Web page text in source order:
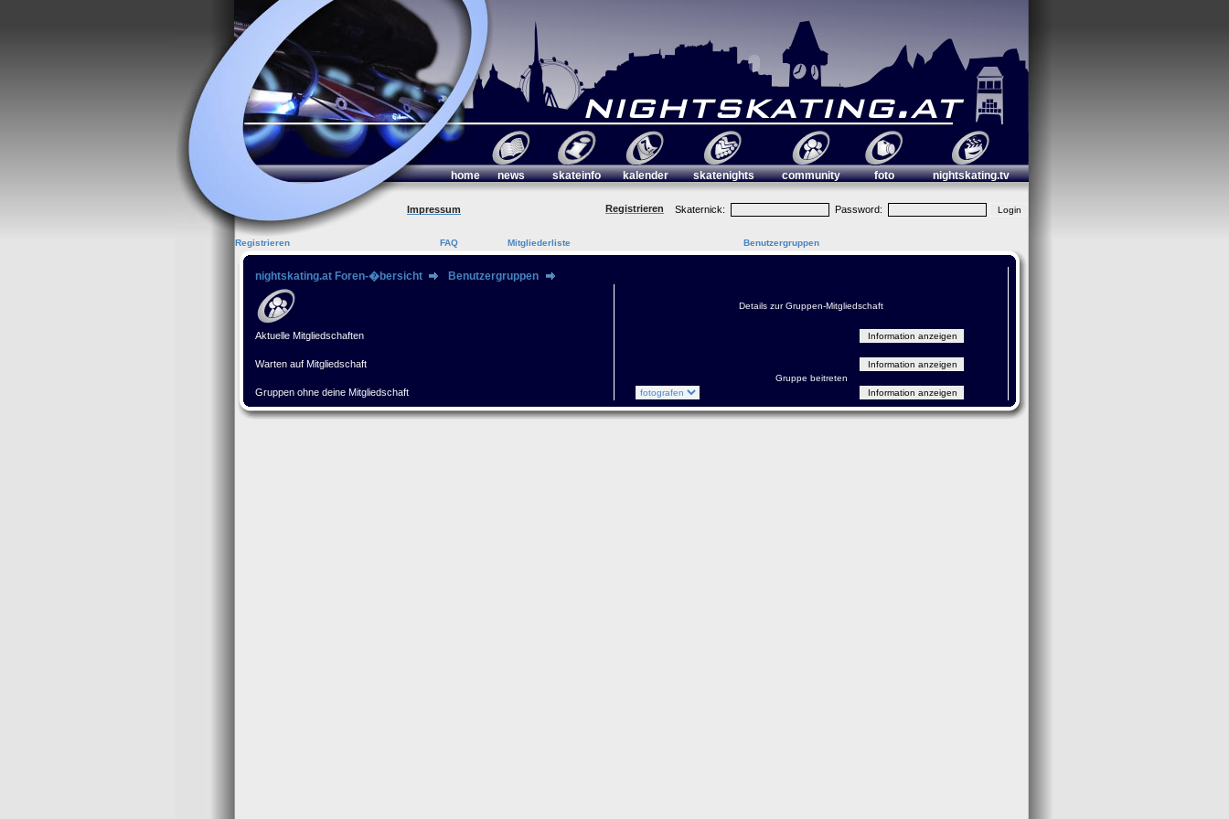
home news skateinfo kalender skatenights community foto nightskating.tv
Impressum Registrieren Skaternick: Password:
Registrieren FAQ Mitgliederliste Benutzergruppen
nightskating.at Foren-�bersicht Benutzergruppen
Details zur Gruppen-Mitgliedschaft
Aktuelle Mitgliedschaften
Warten auf Mitgliedschaft
Gruppe beitreten
Gruppen ohne deine Mitgliedschaft